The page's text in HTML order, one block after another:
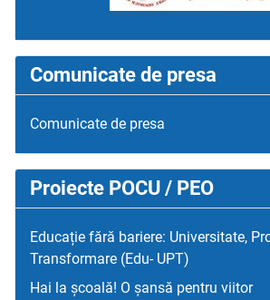
Comunicate de presa
Comunicate de presa
Proiecte POCU / PEO
Educație fără bariere: Universitate,
Transformare (Edu- UPT)
Hai la școală! O șansă pentru viitor